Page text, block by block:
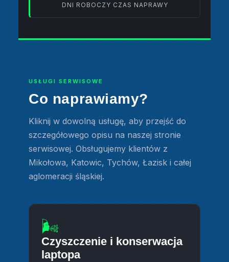
DNI ROBOCZY CZAS NAPRAWY
USŁUGI SERWISOWE
Co naprawiamy?
Kliknij w dowolną usługę, aby przejść do
szczegółowego opisu na naszej stronie
serwisowej. Obsługujemy klientów z
Mikołowa, Katowic, Tychów, Łazisk i całej
aglomeracji śląskiej.
🌬️
Czyszczenie i konserwacja
laptopa